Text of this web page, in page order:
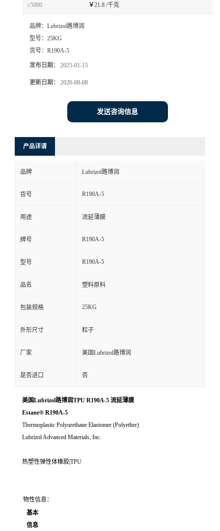
≥5000 ￥21.8 /千克
品牌： Lubrizol路博润
型号： 25KG
货号： R190A-5
发布日期： 2025-01-15
更新日期： 2026-08-08
发送咨询信息
产品详请
品牌 Lubrizol路博润
货号 R190A-5
用途 流延薄膜
牌号 R190A-5
型号 R190A-5
品名 塑料原料
包装规格 25KG
外形尺寸 粒子
厂家 美国Lubrizol路博润
是否进口 否
美国Lubrizol路博润TPU R190A-5 流延薄膜
Estane® R190A-5
Thermoplastic Polyurethane Elastomer (Polyether)
Lubrizol Advanced Materials, Inc.
热塑性弹性体橡胶|TPU
物性信息：
基本
信息